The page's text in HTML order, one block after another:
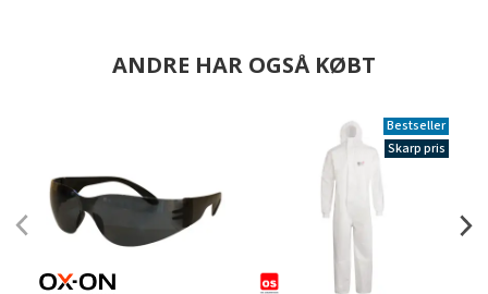
ANDRE HAR OGSÅ KØBT
Bestseller
Skarp pris